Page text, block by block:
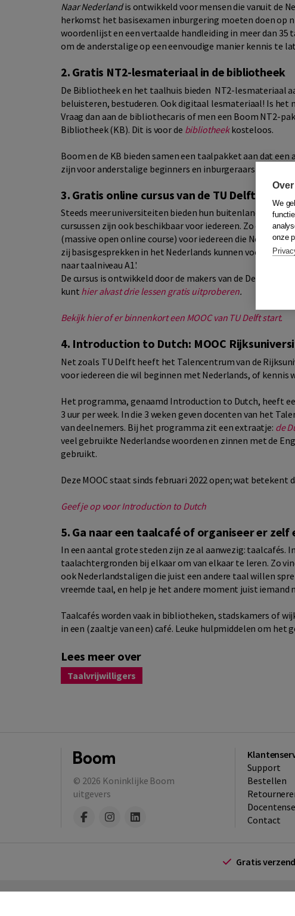
Naar Nederlandis ontwikkeld voor mensen die vanuit de
herkomst het basisexamen inburgering moeten doen op
woordenlijst en een vertaalde handleiding in meer dan
om de anderstalige op een eenvoudige manier kennis te
2. Gratis NT2-lesmateriaal in de bibliotheek
De Bibliotheek en het taalhuis bieden NT2-lesmateriaal
beluisteren, bestuderen. Ook digitaal lesmateriaal! Is het
Vraag dan aan de bibliothecaris of men een Boom NT2-
Bibliotheek (KB). Dit is voor de bibliotheekkosteloos.
Boom en de KB bieden samen een taalpakket aan dat
zijn voor anderstalige beginners en inburgeraars die het
3. Gratis online cursus van de TU Delft
Steeds meer universiteiten bieden hun buitenlandse
cursussen zijn ook beschikbaar voor iedereen. Zo
(massive open online course) voor iedereen die
zij basisgesprekken in het Nederlands kunnen voeren. Na
naar taalniveau A1'.
De cursus is ontwikkeld door de makers van de Delftse
kunt hier alvast drie lessen gratis uitproberen.
Bekijk hier of er binnenkort een MOOC van TU Delft start.
4. Introduction to Dutch: MOOC
Net zoals TU Delft heeft het Talencentrum van de
voor iedereen die wil beginnen met Nederlands, of kennis
Het programma, genaamd Introduction to Dutch, heeft
3 uur per week. In die 3 weken geven docenten van het
van deelnemers. Bij het programma zit een extraatje: de
veel gebruikte Nederlandse woorden en zinnen met de
gebruikt.
Deze MOOC staat sinds februari 2022 open; wat betekent
Geef je op voor Introduction to Dutch
5. Ga naar een taalcafé of organiseer er zelf
In een aantal grote steden zijn ze al aanwezig: taalcafés.
taalachtergronden bij elkaar om van elkaar te leren. Zo
ook Nederlandstaligen die juist een andere taal willen
vreemde taal, en help je het andere moment juist
Taalcafés worden vaak in bibliotheken, stadskamers of
in een (zaaltje van een) café. Leuke hulpmiddelen om
Lees meer over
Taalvrijwilligers
© 2026 Koninklijke Boom
uitgevers
Support
Bestellen
Contact
Gratis
We
onze